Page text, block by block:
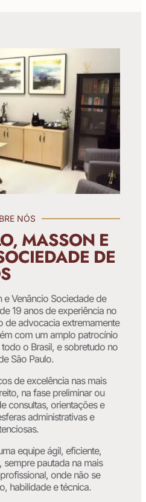
NÓS
MASSON E
DE
e Venâncio Sociedade de
19 anos de experiência no
de advocacia extremamente
com um amplo patrocínio
o Brasil, e sobretudo no
São Paulo.
de excelência nas mais
na fase preliminar ou
consultas, orientações e
administrativas e
equipe ágil, eficiente,
pautada na mais
onde não se
habilidade e técnica.